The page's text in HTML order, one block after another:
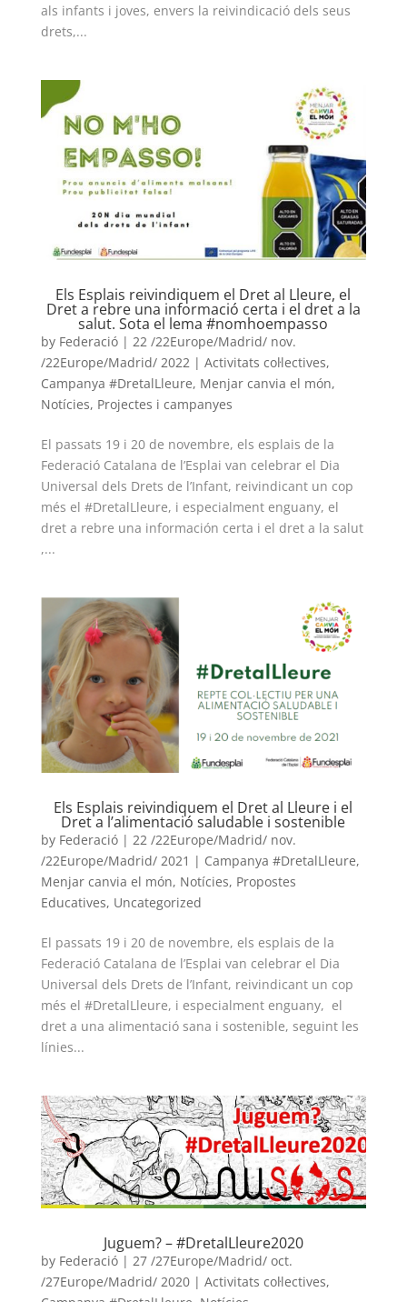
als infants i joves, envers la reivindicació dels seus
drets,...
Els Esplais reivindiquem el Dret al Lleure, el
Dret a rebre una informació certa i el dret a la
salut. Sota el lema #nomhoempasso
by Federació| 22 /22Europe/Madrid/ nov.
/22Europe/Madrid/ 2022 | Activitats col·lectives,
Campanya #DretalLleure, Menjar canvia el món,
Notícies, Projectes i campanyes
El passats 19 i 20 de novembre, els esplais de la
Federació Catalana de l’Esplai van celebrar el Dia
Universal dels Drets de l’Infant, reivindicant un cop
més el #DretalLleure, i especialment enguany, el
dret a rebre una información certa i el dret a la salut
,...
Els Esplais reivindiquem el Dret al Lleure i el
Dret a l’alimentació saludable i sostenible
by Federació| 22 /22Europe/Madrid/ nov.
/22Europe/Madrid/ 2021 | Campanya #DretalLleure,
Menjar canvia el món, Notícies, Propostes
Educatives, Uncategorized
El passats 19 i 20 de novembre, els esplais de la
Federació Catalana de l’Esplai van celebrar el Dia
Universal dels Drets de l’Infant, reivindicant un cop
més el #DretalLleure, i especialment enguany, el
dret a una alimentació sana i sostenible, seguint les
línies...
Juguem? – #DretalLleure2020
by Federació| 27 /27Europe/Madrid/ oct.
/27Europe/Madrid/ 2020| Activitats col·lectives,
CONEIX FUNDESPLAI
La Fundació
L'equip
Missió i valors
Els comptes clars
Memòria d'activitats
Proposta educativa
ACTUALITAT
Notícies
Butlletins
Diari de la Fundació
Fundesplai als mitjans
Xarxes socials
COL·LABORA
Fes un donatiu
Treballa amb nosaltres